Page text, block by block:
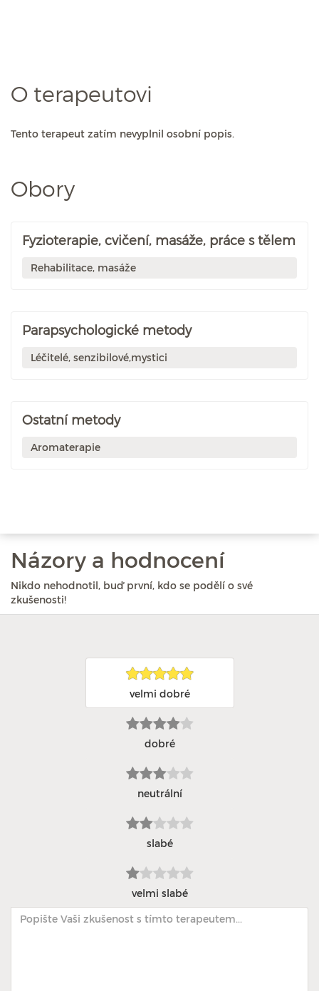
O terapeutovi
Tento terapeut zatím nevyplnil osobní popis.
Obory
Fyzioterapie, cvičení, masáže, práce s tělem
Rehabilitace, masáže
Parapsychologické metody
Léčitelé, senzibilové,mystici
Ostatní metody
Aromaterapie
Názory a hodnocení
Nikdo nehodnotil, buď první, kdo se podělí o své
zkušenosti!
velmi dobré
dobré
neutrální
slabé
velmi slabé